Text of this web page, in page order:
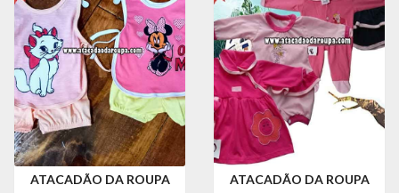
PREÇO
ÚNICO
BLUSAS
SALDO
NOSSAS
PROMOÇÕES
ATACADÃO DA ROUPA ATACADÃO DA ROUPA